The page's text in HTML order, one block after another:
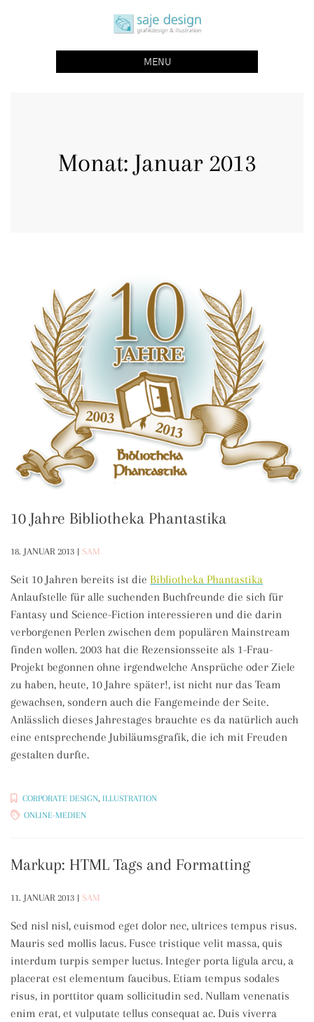
saje design bonn
grafikdesign | buchgestaltung | illustration
MENU
Monat: Januar 2013
10 Jahre Bibliotheka Phantastika
18. JANUAR 2013 | SAM
Seit 10 Jahren bereits ist die Bibliotheka Phantastika
Anlaufstelle für alle suchenden Buchfreunde die sich für
Fantasy und Science-Fiction interessieren und die darin
verborgenen Perlen zwischen dem populären Mainstream
finden wollen. 2003 hat die Rezensionsseite als 1-Frau-
Projekt begonnen ohne irgendwelche Ansprüche oder Ziele
zu haben, heute, 10 Jahre später!, ist nicht nur das Team
gewachsen, sondern auch die Fangemeinde der Seite.
Anlässlich dieses Jahrestages brauchte es da natürlich auch
eine entsprechende Jubiläumsgrafik, die ich mit Freuden
gestalten durfte.
CORPORATE DESIGN, ILLUSTRATION
ONLINE-MEDIEN
Markup: HTML Tags and Formatting
11. JANUAR 2013 | SAM
Sed nisl nisl, euismod eget dolor nec, ultrices tempus risus.
Mauris sed mollis lacus. Fusce tristique velit massa, quis
interdum turpis semper luctus. Integer porta ligula arcu, a
placerat est elementum faucibus. Etiam tempus sodales
risus, in porttitor quam sollicitudin sed. Nullam venenatis
enim erat, et vulputate tellus consequat ac. Duis viverra